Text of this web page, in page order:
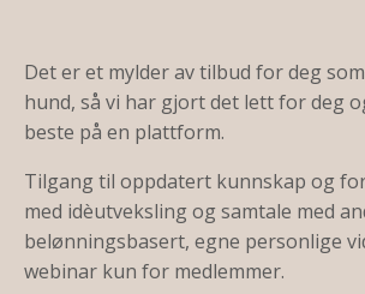
Det er et mylder av tilbud for deg
hund, så vi har gjort det lett for deg
beste på en plattform.
Tilgang til oppdatert kunnskap og
med idèutveksling og samtale med
belønningsbasert, egne personlige
webinar kun for medlemmer.